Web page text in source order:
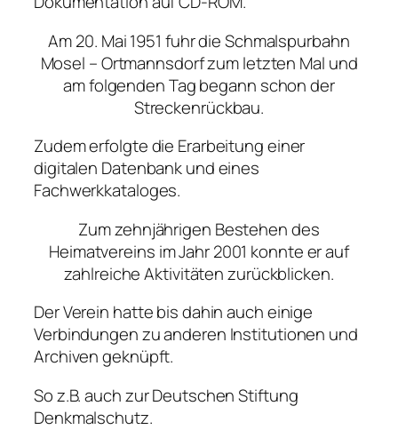
Am 20. Mai 1951 fuhr die Schmalspurbahn
Mosel – Ortmannsdorf zum letzten Mal und
am folgenden Tag begann schon der
Streckenrückbau.
Zudem erfolgte die Erarbeitung einer
digitalen Datenbank und eines
Fachwerkkataloges.
Zum zehnjährigen Bestehen des
Heimatvereins im Jahr 2001 konnte er auf
zahlreiche Aktivitäten zurückblicken.
Der Verein hatte bis dahin auch einige
Verbindungen zu anderen Institutionen und
Archiven geknüpft.
So z.B. auch zur Deutschen Stiftung
Denkmalschutz.